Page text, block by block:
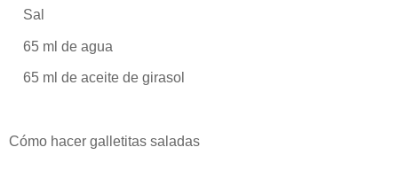
Sal
65 ml de agua
65 ml de aceite de girasol
Cómo hacer galletitas saladas